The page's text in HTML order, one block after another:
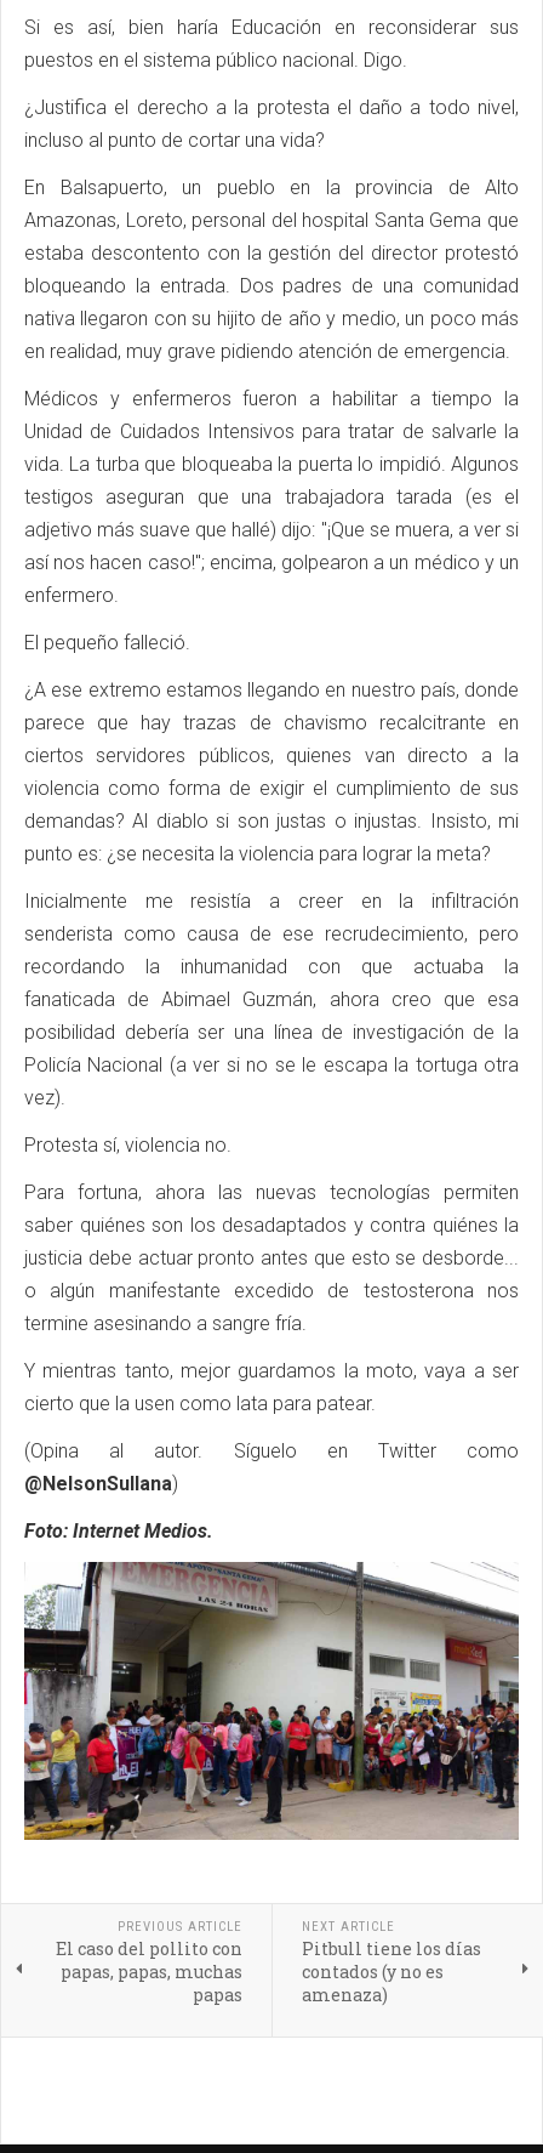
Si es así, bien haría Educación en reconsiderar sus
puestos en el sistema público nacional. Digo.
¿Justifica el derecho a la protesta el daño a todo nivel,
incluso al punto de cortar una vida?
En Balsapuerto, un pueblo en la provincia de Alto
Amazonas, Loreto, personal del hospital Santa Gema que
estaba descontento con la gestión del director protestó
bloqueando la entrada. Dos padres de una comunidad
nativa llegaron con su hijito de año y medio, un poco más
en realidad, muy grave pidiendo atención de emergencia.
Médicos y enfermeros fueron a habilitar a tiempo la
Unidad de Cuidados Intensivos para tratar de salvarle la
vida. La turba que bloqueaba la puerta lo impidió. Algunos
testigos aseguran que una trabajadora tarada (es el
adjetivo más suave que hallé) dijo: "¡Que se muera, a ver si
así nos hacen caso!"; encima, golpearon a un médico y un
enfermero.
El pequeño falleció.
¿A ese extremo estamos llegando en nuestro país, donde
parece que hay trazas de chavismo recalcitrante en
ciertos servidores públicos, quienes van directo a la
violencia como forma de exigir el cumplimiento de sus
demandas? Al diablo si son justas o injustas. Insisto, mi
punto es: ¿se necesita la violencia para lograr la meta?
Inicialmente me resistía a creer en la infiltración
senderista como causa de ese recrudecimiento, pero
recordando la inhumanidad con que actuaba la
fanaticada de Abimael Guzmán, ahora creo que esa
posibilidad debería ser una línea de investigación de la
Policía Nacional (a ver si no se le escapa la tortuga otra
vez).
Protesta sí, violencia no.
Para fortuna, ahora las nuevas tecnologías permiten
saber quiénes son los desadaptados y contra quiénes la
justicia debe actuar pronto antes que esto se desborde...
o algún manifestante excedido de testosterona nos
termine asesinando a sangre fría.
Y mientras tanto, mejor guardamos la moto, vaya a ser
cierto que la usen como lata para patear.
(Opina al autor. Síguelo en Twitter como
@NelsonSullana)
Foto: Internet Medios.
PREVIOUS ARTICLE
El caso del pollito con
papas, papas, muchas
papas
NEXT ARTICLE
Pitbull tiene los días
contados (y no es
amenaza)